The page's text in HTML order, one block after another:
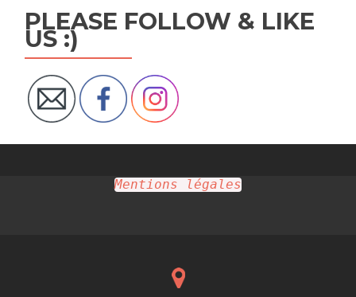
PLEASE FOLLOW & LIKE
US :)
Mentions légales